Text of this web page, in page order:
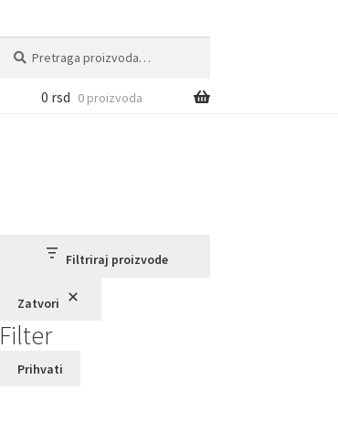
0 rsd 0 proizvoda
Filtriraj proizvode
Zatvori
Filter
Prihvati